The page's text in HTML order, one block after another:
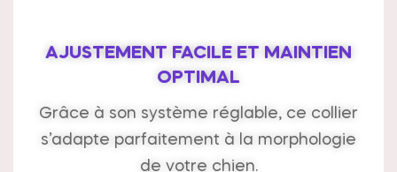
AJUSTEMENT FACILE ET MAINTIEN
OPTIMAL
Grâce à son système réglable, ce collier
s’adapte parfaitement à la morphologie
de votre chien.